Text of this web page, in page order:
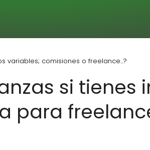
variables; comisiones o freelance...?
si tienes
para